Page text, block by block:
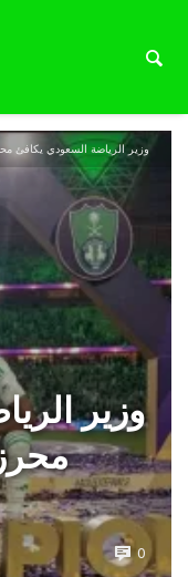
وزير الرياضة السعودي يكافئ
وزير
0